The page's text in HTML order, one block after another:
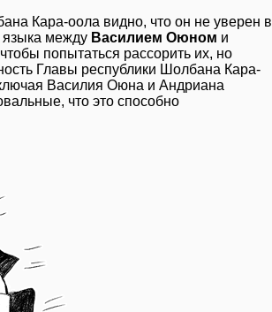
Кара-оола видно, что он не уверен в
языка между Василием Оюном и
попытаться рассорить их, но
Главы республики Шолбана Кара-
Василия Оюна и Андриана
что это способно